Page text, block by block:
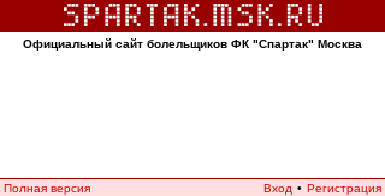
Официальный сайт болельщиков ФК "Спартак" Москва
Полная версия Вход • Регистрация